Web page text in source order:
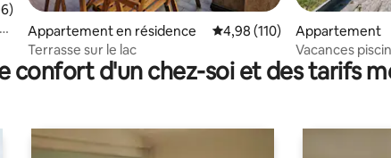
moyenne sur la base de 96 commentaires : 4,93 sur 5
Appartement en résidence Évaluation moyenne sur la
4,98 (110)
Terrasse sur le lac
Appartement
Vacances
Lugano
confort d'un chez-soi et des tarifs